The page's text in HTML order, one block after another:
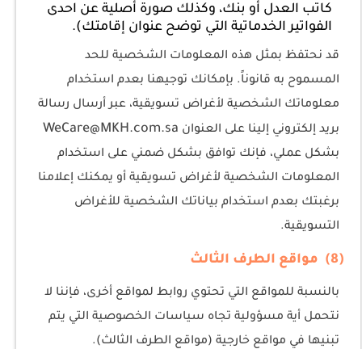
كاتب العدل أو بنك، وكذلك صورة أصلية عن احدى
الفواتير الخدماتية التي توضح عنوان إقامتك).
قد نحتفظ بمثل هذه المعلومات الشخصية للحد
المسموح به قانوناً. بإمكانك توجيهنا بعدم استخدام
معلوماتك الشخصية لأغراض تسويقية، عبر أرسال رسالة
بريد إلكتروني إلينا على العنوان WeCare@MKH.com.sa
بشكل عملي، فإنك توافق بشكل ضمني على استخدام
المعلومات الشخصية لأغراض تسويقية أو يمكنك إعلامنا
برغبتك بعدم استخدام بياناتك الشخصية للأغراض
التسويقية.
(8) مواقع الطرف الثالث
بالنسبة للمواقع التي تحتوي روابط لمواقع أخرى، فإننا لا
نتحمل أية مسؤولية تجاه سياسات الخصوصية التي يتم
تبنيها في مواقع خارجية (مواقع الطرف الثالث).